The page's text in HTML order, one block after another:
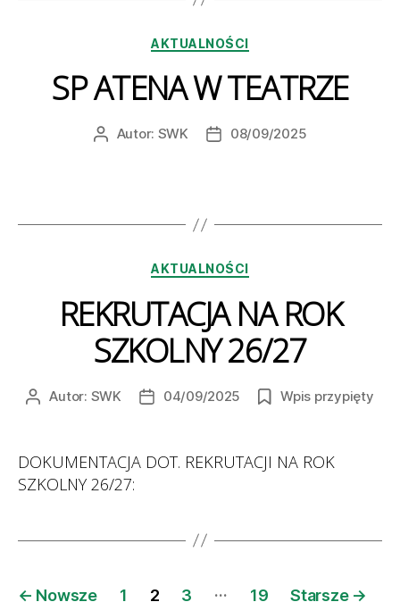
Kategorie
AKTUALNOŚCI
SP ATENA W TEATRZE
AutorAutor: SWK
Data08/09/2025
Kategorie
AKTUALNOŚCI
REKRUTACJA NA ROK
SZKOLNY 26/27
AutorAutor: SWK
Data04/09/2025 Wpis przypięty
DOKUMENTACJA DOT. REKRUTACJI NA ROK
SZKOLNY 26/27:
Stronicowanie
← Nowsze 1 2 3 … 19 Starsze →